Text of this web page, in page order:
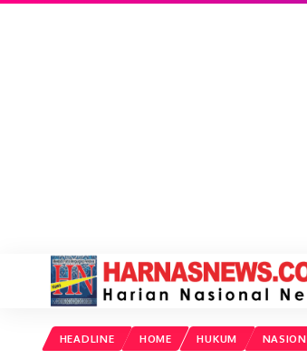
HEADLINE HOME HUKUM